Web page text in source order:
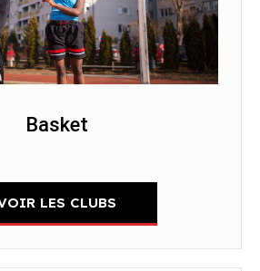
Basket
LES CLUBS